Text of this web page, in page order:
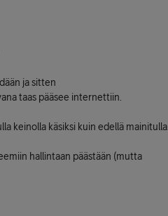
ja sitten
taas pääsee internettiin.
keinolla käsiksi kuin edellä mainitulla.
hallintaan päästään (mutta